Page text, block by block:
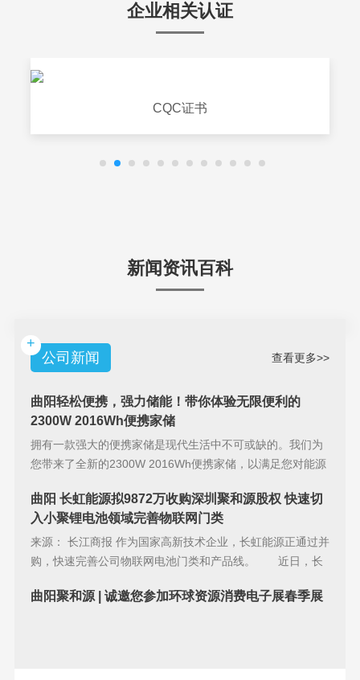
企业相关认证
CQC证书
新闻资讯百科
+
公司新闻
查看更多>>
曲阳轻松便携，强力储能！带你体验无限便利的
2300W 2016Wh便携家储
拥有一款强大的便携家储是现代生活中不可或缺的。我们为
您带来了全新的2300W 2016Wh便携家储，以满足您对能源
曲阳 长虹能源拟9872万收购深圳聚和源股权 快速切
入小聚锂电池领域完善物联网门类
来源： 长江商报 作为国家高新技术企业，长虹能源正通过并
购，快速完善公司物联网电池门类和产品线。 近日，长
曲阳聚和源 | 诚邀您参加环球资源消费电子展春季展